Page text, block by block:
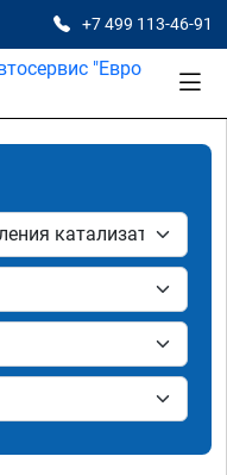
+7 499 113-46-91